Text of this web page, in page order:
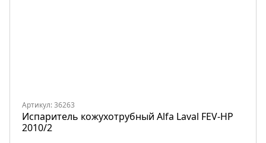
Артикул: 36263
Испаритель кожухотрубный Alfa Laval FEV-HP
2010/2